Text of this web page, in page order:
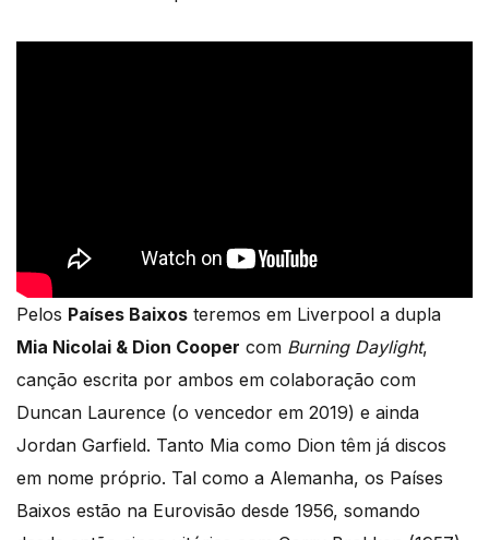
Pelos Países Baixos teremos em Liverpool a dupla
Mia Nicolai & Dion Cooper com Burning Daylight,
canção escrita por ambos em colaboração com
Duncan Laurence (o vencedor em 2019) e ainda
Jordan Garfield. Tanto Mia como Dion têm já discos
em nome próprio. Tal como a Alemanha, os Países
Baixos estão na Eurovisão desde 1956, somando